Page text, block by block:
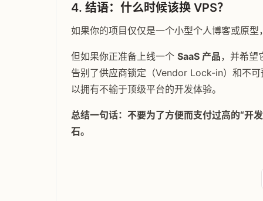
4. 结语：什么时候该换 VPS？
如果你的项目仅仅是一个小型个人博客或原
但如果你正准备上线一个 SaaS 产品，并希望
告别了供应商锁定（Vendor Lock-in）和不
以拥有不输于顶级平台的开发体验。
总结一句话：不要为了方便而支付过高的“开
石。